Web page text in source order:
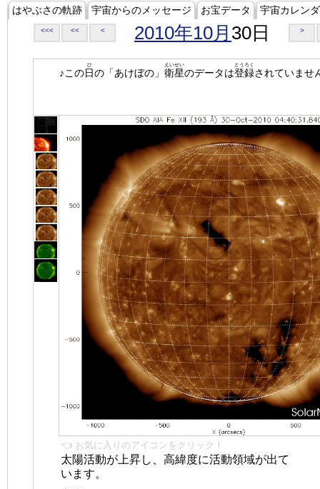
はやぶさの軌跡 宇宙からのメッセージ お宝データ 宇宙カレン
<<< << < 2010年10月 30日 >
♪この日
ひ
の「あけぼの」 衛星
えいせい
のデータは登録
とうろく
されていませ
👈 お気に入りのアイコンをクリック！
太陽活動が上昇し、高緯度に活動領域が出て
います。